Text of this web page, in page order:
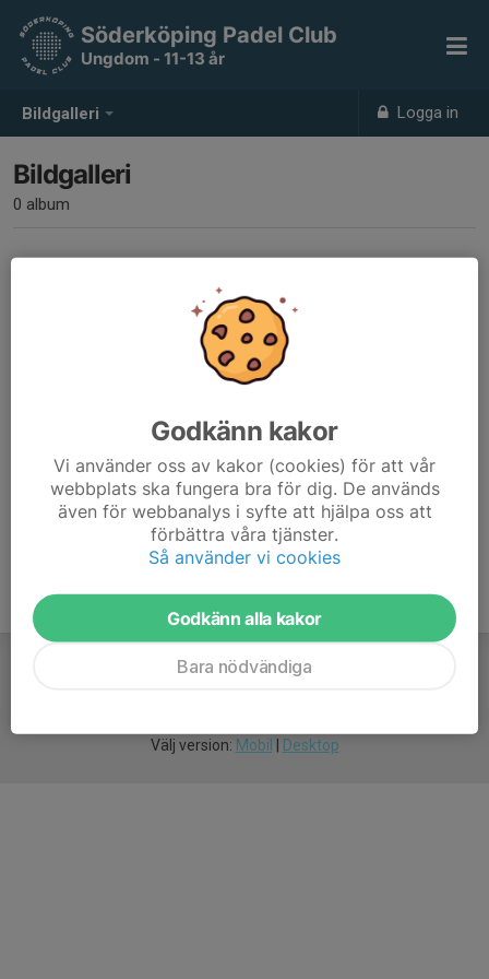
Bildgalleri Logga in
Söderköping Padel Club
Ungdom - 11-13 år
Bildgalleri
0 album
Inga album skapade
Välj version: Mobil Desktop
Godkänn kakor
Vi använder oss av kakor (cookies) för att vår
webbplats ska fungera bra för dig. De används
även för webbanalys i syfte att hjälpa oss att
förbättra våra tjänster.
Så använder vi cookies
Godkänn alla kakor
Bara nödvändiga